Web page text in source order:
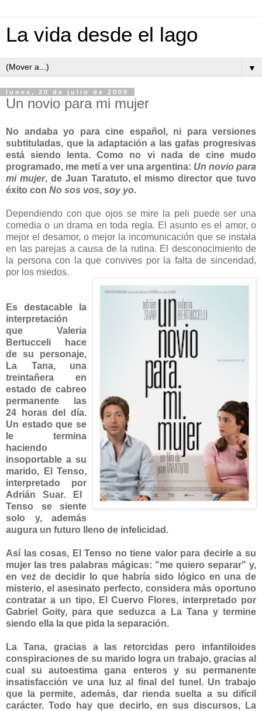
La vida desde el lago
▼
lunes, 20 de julio de 2009
Un novio para mi mujer
No andaba yo para cine español, ni para versiones
subtituladas, que la adaptación a las gafas progresivas
está siendo lenta. Como no vi nada de cine mudo
programado, me metí a ver una argentina: Un novio para
mi mujer, de Juan Taratuto, el mismo director que tuvo
éxito con No sos vos, soy yo.
Dependiendo con que ojos se mire la peli puede ser una
comedia o un drama en toda regla. El asunto es el amor, o
mejor el desamor, o mejor la incomunicación que se instala
en las parejas a causa de la rutina. El desconocimiento de
la persona con la que convives por la falta de sinceridad,
por los miedos.
Es destacable la
interpretación
que Valeria
Bertucceli hace
de su personaje,
La Tana, una
treintañera en
estado de cabreo
permanente las
24 horas del día.
Un estado que se
le termina
haciendo
insoportable a su
marido,
El Tenso,
interpretado por
Adrián Suar. El
Tenso se siente
solo y, además
augura un futuro lleno de infelicidad.
Así las cosas, El Tenso no tiene valor para decirle a su
mujer las tres palabras mágicas: "me quiero separar" y,
en vez de decidir lo que habría sido lógico en una de
misterio, el asesinato perfecto, considera más oportuno
contratar a un tipo, El Cuervo Flores, interpretado por
Gabriel Goity, para que seduzca a La Tana y termine
siendo ella la que pida la separación.
La Tana, gracias a las retorcidas pero infantiloides
conspiraciones de su marido logra un trabajo, gracias al
cual su autoestima gana enteros y su permanente
insatisfacción ve una luz al final del tunel. Un trabajo
que la permite, además, dar rienda suelta a su difícil
carácter. Todo hay que decirlo, en sus discursos, La